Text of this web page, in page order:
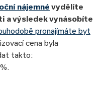
nájemné vydělíte
a výsledek vynásobíte
pronajímáte byt
cena byla
takto: